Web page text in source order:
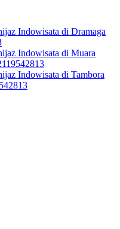
Indowisata di Dramaga
Indowisata di Muara
Indowisata di Tambora